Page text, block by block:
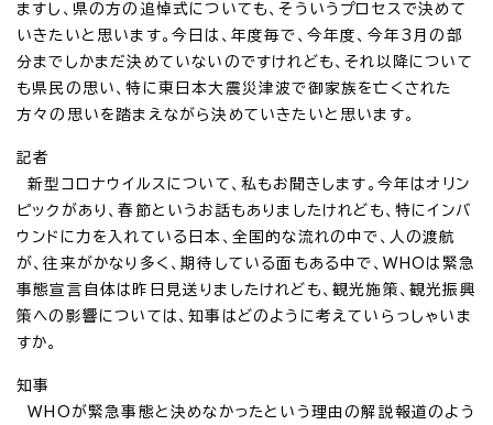
ますし、県の方の追悼式についても、そういうプロセスで決めて
いきたいと思います。今日は、年度毎で、今年度、今年3月の部
分までしかまだ決めていないのですけれども、それ以降について
も県民の思い、特に東日本大震災津波で御家族を亡くされた
方々の思いを踏まえながら決めていきたいと思います。
記者
新型コロナウイルスについて、私もお聞きします。今年はオリン
ピックがあり、春節というお話もありましたけれども、特にインバ
ウンドに力を入れている日本、全国的な流れの中で、人の渡航
が、往来がかなり多く、期待している面もある中で、WHOは緊急
事態宣言自体は昨日見送りましたけれども、観光施策、観光振興
策への影響については、知事はどのように考えていらっしゃいま
すか。
知事
WHOが緊急事態と決めなかったという理由の解説報道のよう